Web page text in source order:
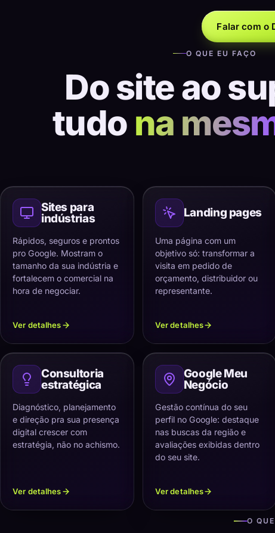
Falar com o
O QUE EU FAÇO
Do site ao
tudo na
Sites para
indústrias
Rápidos, seguros e prontos
pro Google. Mostram o
tamanho da sua indústria e
fortalecem o comercial na
hora de negociar.
Ver detalhes
Landing pages
Uma página com um
objetivo só: transformar a
visita em pedido de
orçamento, distribuidor ou
representante.
Ver detalhes
Consultoria
estratégica
Diagnóstico, planejamento
e direção pra sua presença
digital crescer com
estratégia, não no achismo.
Ver detalhes
Google Meu
Negócio
Gestão contínua do seu
perfil no Google: destaque
nas buscas da região e
avaliações exibidas dentro
do seu site.
Ver detalhes
O